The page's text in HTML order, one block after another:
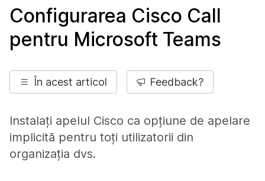
Configurarea Cisco Call
pentru Microsoft Teams
În acest articol Feedback?
Instalați apelul Cisco ca opțiune de apelare
implicită pentru toți utilizatorii din
organizația dvs.